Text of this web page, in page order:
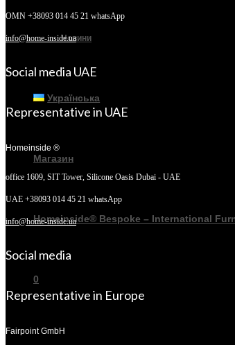
Новини
Українська
Магазин
Homeinside® Bespoke – International
0
OMN +38093 014 45 21 whatsApp
info@home-inside.ua
Social media UAE
Representative in UAE
Homeinside ®
office 1609, SIT Tower, Silicone Oasis Dubai - UAE
UAE +38093 014 45 21 whatsApp
info@home-inside.ua
Social media
Representative in Europe
Fairpoint GmbH